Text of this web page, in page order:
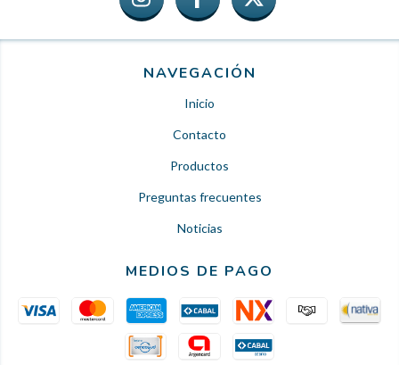
NAVEGACIÓN
Inicio
Contacto
Productos
Preguntas frecuentes
Noticias
MEDIOS DE PAGO